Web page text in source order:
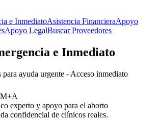
e InmediatoAsistencia FinancieraApoyo
Apoyo LegalBuscar Proveedores
e Inmediato
para ayuda urgente - Acceso inmediato
experto y apoyo para el aborto
confidencial de clínicos reales.